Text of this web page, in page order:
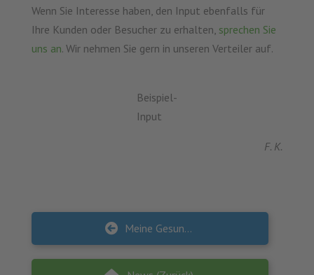
Wenn Sie Interesse haben, den Input ebenfalls für
Ihre Kunden oder Besucher zu erhalten, sprechen Sie
uns an. Wir nehmen Sie gern in unseren Verteiler auf.
Beispiel-
Input
F. K.
Meine Gesundheit & Ich: Homepage im Verzahnungsprojekt überarbeitet